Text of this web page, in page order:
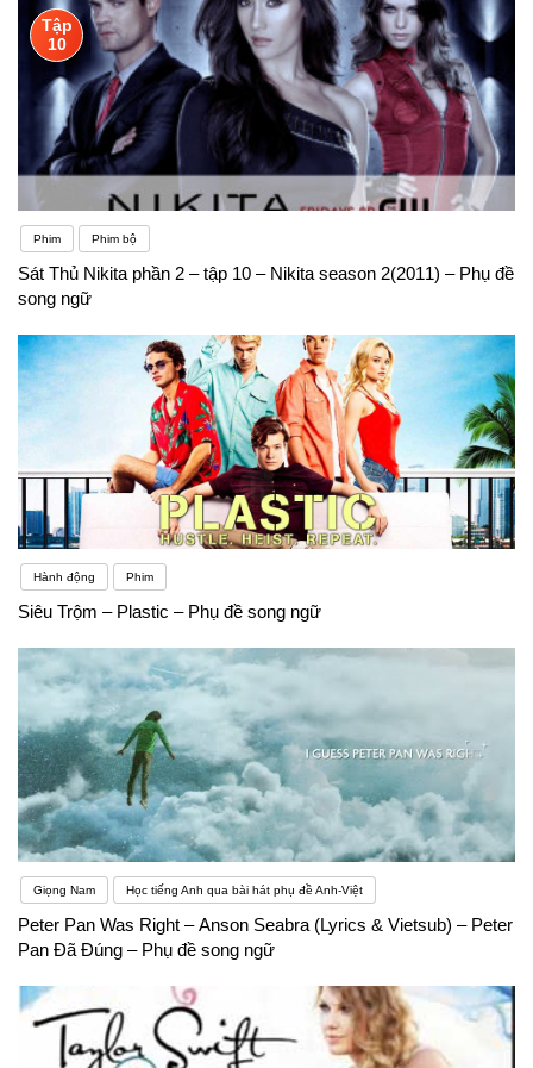
Tập
10
Phim Phim bộ
Sát Thủ Nikita phần 2 – tập 10 – Nikita season 2(2011) – Phụ đề
song ngữ
Hành động Phim
Siêu Trộm – Plastic – Phụ đề song ngữ
Giọng Nam Học tiếng Anh qua bài hát phụ đề Anh-Việt
Peter Pan Was Right – Anson Seabra (Lyrics & Vietsub) – Peter
Pan Đã Đúng – Phụ đề song ngữ